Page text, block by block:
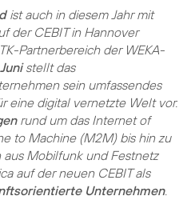
ist auch in diesem Jahr mit
der CEBIT in Hannover
Partnerbereich der WEKA-
stellt das
sein umfassendes
eine digital vernetzte Welt vor.
rund um das Internet of
to Machine (M2M) bis hin zu
Mobilfunk und Festnetz
auf der neuen CEBIT als
Unternehmen.